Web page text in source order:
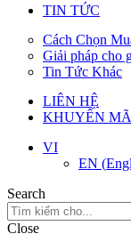
TIN TỨC
Cách Chọn
Giải pháp cho
Tin Tức Khác
LIÊN HỆ
KHUYẾN
VI
EN (
Search
Close